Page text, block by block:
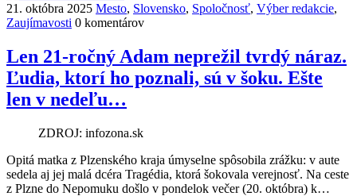
21. októbra 2025 Mesto, Slovensko, Spoločnosť, Výber redakcie,
Zaujímavosti 0 komentárov
Len 21-ročný Adam neprežil tvrdý náraz.
Ľudia, ktorí ho poznali, sú v šoku. Ešte
len v nedeľu…
ZDROJ: infozona.sk
Opitá matka z Plzenského kraja úmyselne spôsobila zrážku: v aute
sedela aj jej malá dcéra Tragédia, ktorá šokovala verejnosť. Na ceste
z Plzne do Nepomuku došlo v pondelok večer (20. októbra) k…